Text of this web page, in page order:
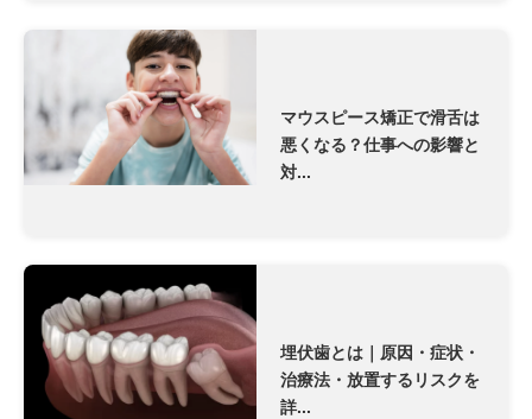
マウスピース矯正で滑舌は
悪くなる？仕事への影響と
対...
埋伏歯とは｜原因・症状・
治療法・放置するリスクを
詳...